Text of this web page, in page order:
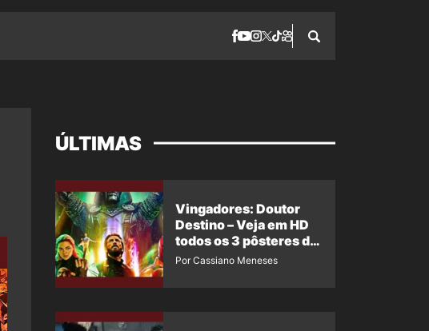
ÚLTIMAS
Vingadores: Doutor
Destino – Veja em HD
todos os 3 pôsteres de
‘Doomsday’ + 1 imagem
Por Cassiano Meneses